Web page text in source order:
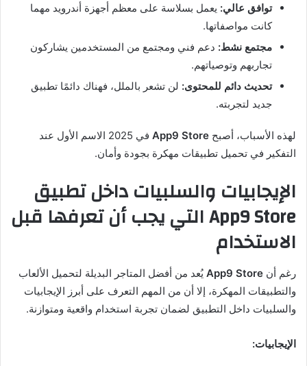
توافق عالي: يعمل بسلاسة على معظم أجهزة أندرويد مهما
كانت مواصفاتها.
مجتمع نشط: دعم فني ومجتمع من المستخدمين يشاركون
تجاربهم وتوصياتهم.
تحديث دائم للمحتوى: لن تشعر بالملل، فهناك دائمًا تطبيق
جديد لتجربته.
لهذه الأسباب، أصبح App9 Store
في 2025 الاسم الأول عند
التفكير في تحميل تطبيقات مهكرة بجودة وأمان.
الإيجابيات والسلبيات داخل تطبيق
App9 Store التي يجب أن تعرفها قبل
الاستخدام
رغم أن App9 Store يُعد من أفضل المتاجر البديلة لتحميل الألعاب
والتطبيقات المهكرة، إلا أن من المهم التعرف على أبرز الإيجابيات
والسلبيات داخل التطبيق لضمان تجربة استخدام واقعية ومتوازنة.
الإيجابيات: